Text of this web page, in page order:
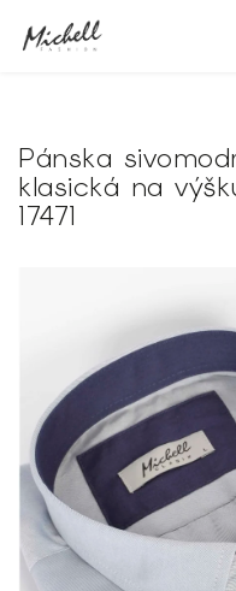
Pánska
klasická na
17471